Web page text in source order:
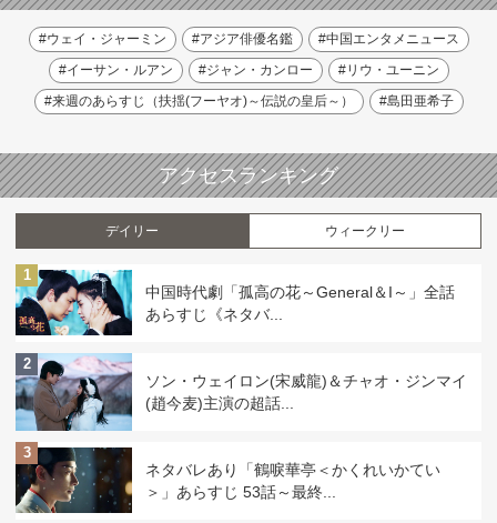
#ウェイ・ジャーミン #アジア俳優名鑑
#中国エンタメニュース
#イーサン・ルアン
#ジャン・カンロー
#リウ・ユーニン
#来週のあらすじ（扶揺(フーヤオ)～伝説の皇后～）
#島田亜希子
アクセスランキング
デイリー ウィークリー
1
中国時代劇「孤高の花～General＆I～」全話
あらすじ《ネタバ...
2
ソン・ウェイロン(宋威龍)＆チャオ・ジンマイ
(趙今麦)主演の超話...
3
ネタバレあり「鶴唳華亭＜かくれいかてい
＞」あらすじ 53話～最終...